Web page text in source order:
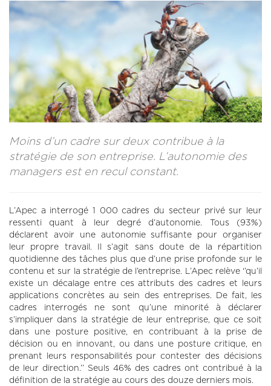
LA REVUE CADRES
L’OBSERVATOIRE DES CADRES
Moins d’un cadre sur deux contribue à la
stratégie de son entreprise. L’autonomie des
managers est en recul constant.
L’Apec a interrogé 1 000 cadres du secteur privé sur leur
ressenti quant à leur degré d’autonomie. Tous (93%)
déclarent avoir une autonomie suffisante pour organiser
leur propre travail. Il s’agit sans doute de la répartition
quotidienne des tâches plus que d’une prise profonde sur le
contenu et sur la stratégie de l’entreprise. L’Apec relève ‘’qu’il
existe un décalage entre ces attributs des cadres et leurs
applications concrètes au sein des entreprises. De fait, les
cadres interrogés ne sont qu’une minorité à déclarer
s’impliquer dans la stratégie de leur entreprise, que ce soit
dans une posture positive, en contribuant à la prise de
décision ou en innovant, ou dans une posture critique, en
prenant leurs responsabilités pour contester des décisions
de leur direction.’’ Seuls 46% des cadres ont contribué à la
définition de la stratégie au cours des douze derniers mois.